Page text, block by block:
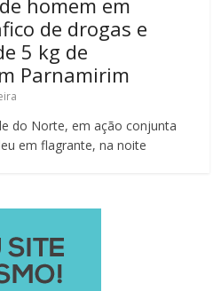
homem em
de drogas e
5 kg de
Parnamirim
do Norte, em ação conjunta
em flagrante, na noite